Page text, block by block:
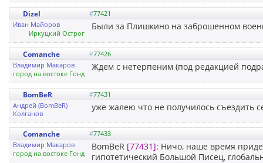
Dizel #77421
Иван Майоров
Иркуцкий Острог
Были за Плишкино на заброшенном
Comanche #77426
Владимир Макаров
город на востоке Гондураса
Ждем с нетерпеним (под редакцией
BomBeR #77431
Андрей (BomBeR)
Колганов
уже жалею что не получилось съездить
Comanche #77433
Владимир Макаров
город на востоке Гондураса
BomBeR [77431]: Ничо, наше время
гипотетический Большой Писец,